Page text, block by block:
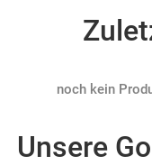
Products
Unsere